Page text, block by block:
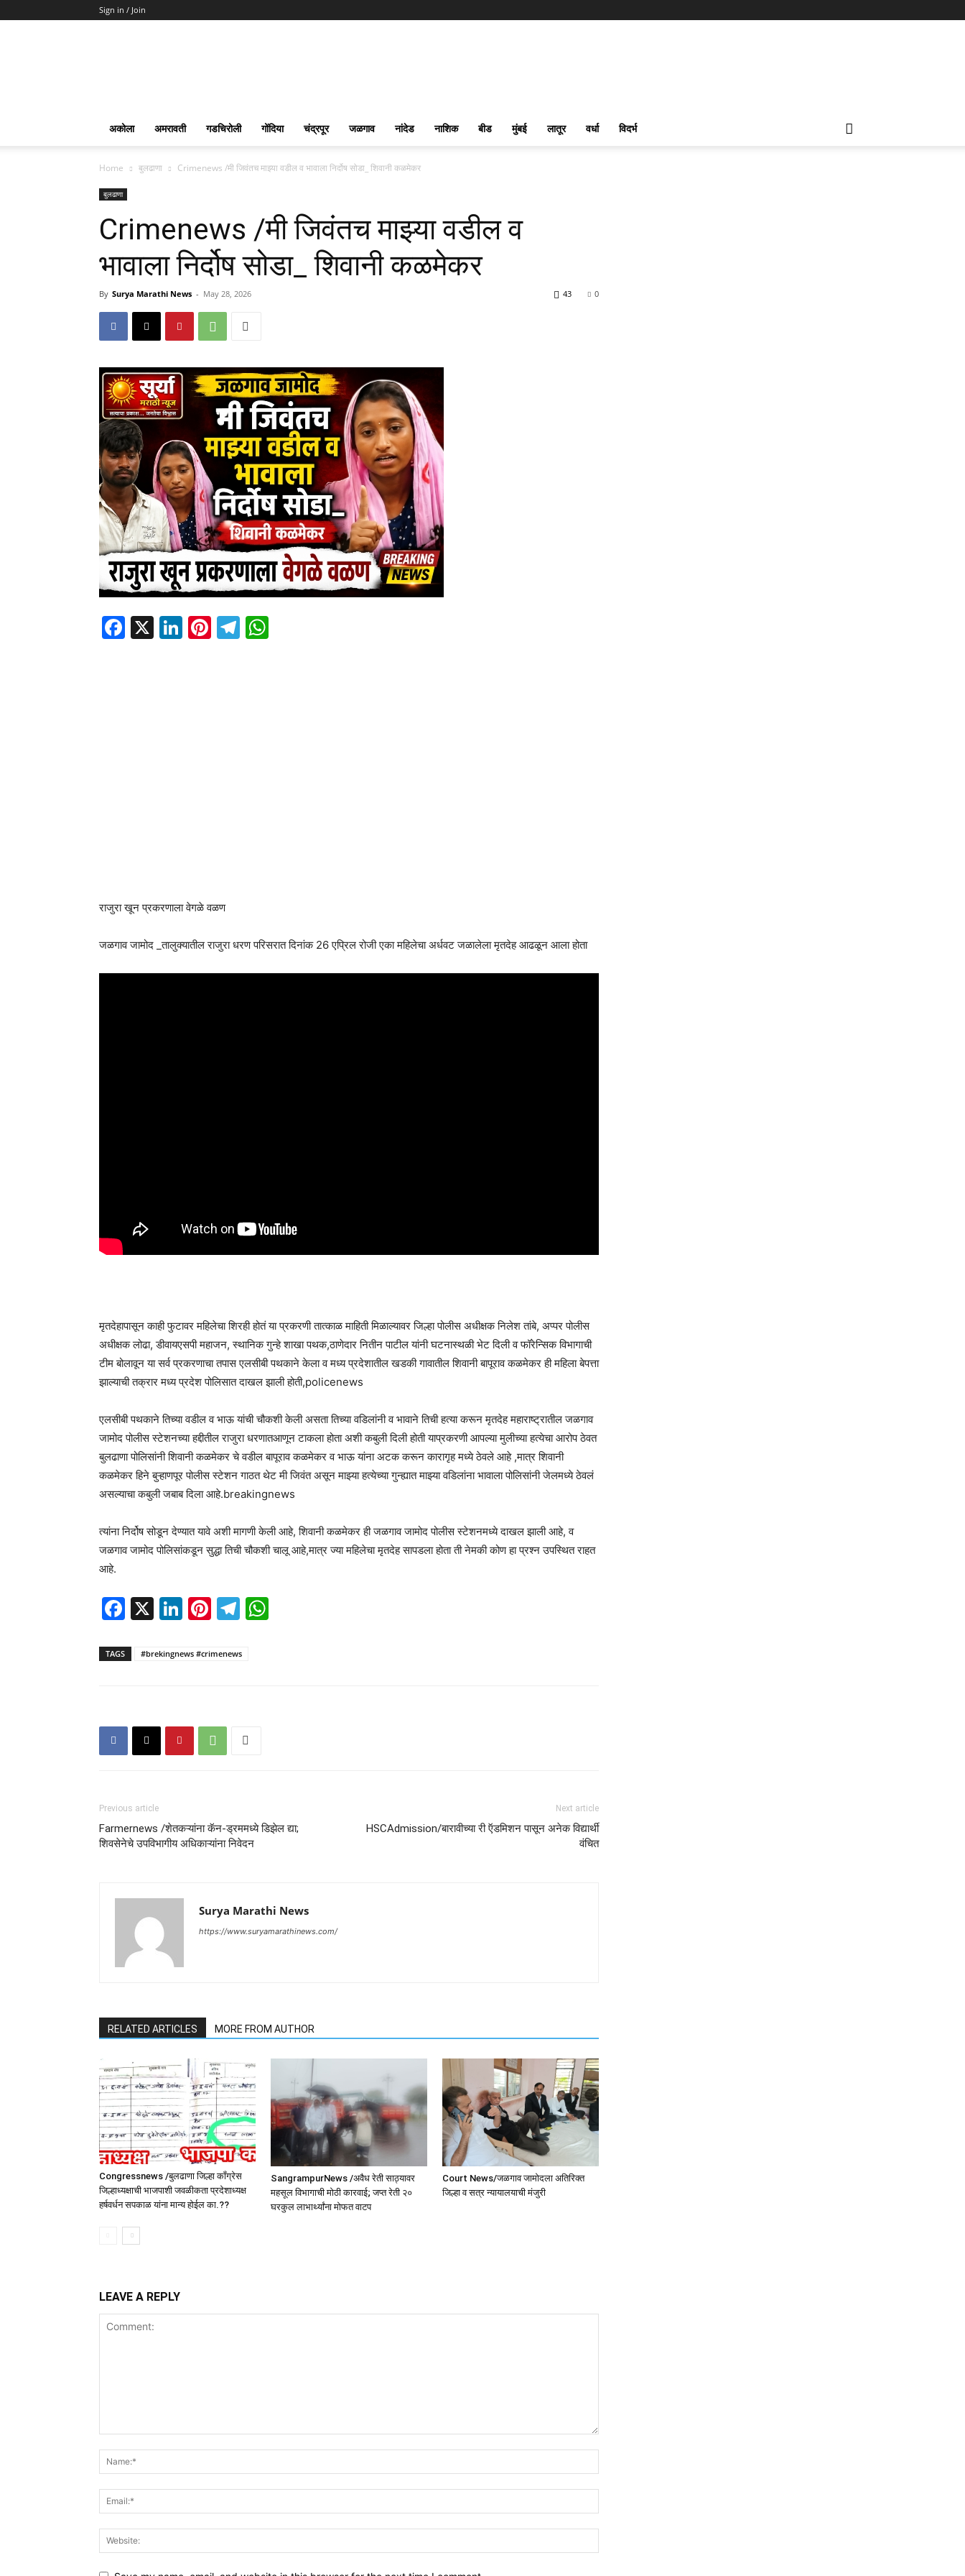
Sign in / Join
अकोला अमरावती गडचिरोली गोंदिया चंद्रपूर जळगाव नांदेड नाशिक बीड मुंबई लातूर वर्धा विदर्भ
Home बुलढाणा Crimenews /मी जिवंतच माझ्या वडील व भावाला निर्दोष सोडा_ शिवानी कळमेकर
बुलढाणा
Crimenews /मी जिवंतच माझ्या वडील व
भावाला निर्दोष सोडा_ शिवानी कळमेकर
By Surya Marathi News - May 28, 2026 0
43
Facebook
X LinkedIn
Pinterest
Telegram
राजुरा खून प्रकरणाला वेगळे वळण
जळगाव जामोद _तालुक्यातील राजुरा धरण परिसरात दिनांक 26 एप्रिल रोजी एका महिलेचा अर्धवट जळालेला मृतदेह आढळून आला होता
मृतदेहापासून काही फुटावर महिलेचा शिरही होतं या प्रकरणी तात्काळ माहिती मिळाल्यावर जिल्हा पोलीस अधीक्षक निलेश तांबे, अप्पर पोलीस
अधीक्षक लोढा, डीवायएसपी महाजन, स्थानिक गुन्हे शाखा पथक,ठाणेदार नितीन पाटील यांनी घटनास्थळी भेट दिली व फॉरेन्सिक विभागाची
टीम बोलावून या सर्व प्रकरणाचा तपास एलसीबी पथकाने केला व मध्य प्रदेशातील खडकी गावातील शिवानी बापूराव कळमेकर ही महिला बेपत्ता
झाल्याची तक्रार मध्य प्रदेश पोलिसात दाखल झाली होती,policenews
एलसीबी पथकाने तिच्या वडील व भाऊ यांची चौकशी केली असता तिच्या वडिलांनी व भावाने तिची हत्या करून मृतदेह महाराष्ट्रातील जळगाव
जामोद पोलीस स्टेशनच्या हद्दीतील राजुरा धरणातआणून टाकला होता अशी कबुली दिली होती याप्रकरणी आपल्या मुलीच्या हत्येचा आरोप ठेवत
बुलढाणा पोलिसांनी शिवानी कळमेकर चे वडील बापूराव कळमेकर व भाऊ यांना अटक करून कारागृह मध्ये ठेवले आहे ,मात्र शिवानी
कळमेकर हिने बुऱ्हाणपूर पोलीस स्टेशन गाठत थेट मी जिवंत असून माझ्या हत्येच्या गुन्ह्यात माझ्या वडिलांना भावाला पोलिसांनी जेलमध्ये ठेवलं
असल्याचा कबुली जबाब दिला आहे.breakingnews
त्यांना निर्दोष सोडून देण्यात यावे अशी मागणी केली आहे, शिवानी कळमेकर ही जळगाव जामोद पोलीस स्टेशनमध्ये दाखल झाली आहे, व
जळगाव जामोद पोलिसांकडून सुद्धा तिची चौकशी चालू आहे,मात्र ज्या महिलेचा मृतदेह सापडला होता ती नेमकी कोण हा प्रश्न उपस्थित राहत
आहे.
Facebook
X LinkedIn
Pinterest
Telegram
TAGS #brekingnews #crimenews
Previous article
Farmernews /शेतकऱ्यांना कॅन-ड्रममध्ये डिझेल द्या;
शिवसेनेचे उपविभागीय अधिकाऱ्यांना निवेदन
Next article
HSCAdmission/बारावीच्या री ऍडमिशन पासून अनेक विद्यार्थी
वंचित
Surya Marathi News
https://www.suryamarathinews.com/
RELATED ARTICLES MORE FROM AUTHOR
Congressnews /बुलढाणा जिल्हा कॉंग्रेस
जिल्हाध्यक्षाची भाजपाशी जवळीकता प्रदेशाध्यक्ष
हर्षवर्धन सपकाळ यांना मान्य होईल का.??
SangrampurNews /अवैध रेती साठ्यावर
महसूल विभागाची मोठी कारवाई; जप्त रेती २०
घरकुल लाभार्थ्यांना मोफत वाटप
Court News/जळगाव जामोदला अतिरिक्त
जिल्हा व सत्र न्यायालयाची मंजुरी
LEAVE A REPLY